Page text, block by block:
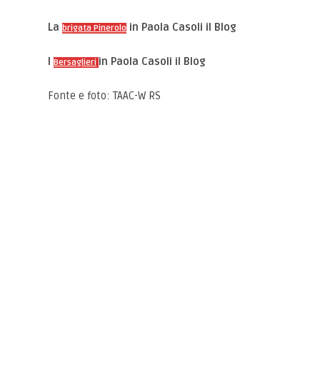
Labrigata Pinerolo in Paola Casoli il Blog
IBersaglieri in Paola Casoli il Blog
Fonte e foto: TAAC-W RS